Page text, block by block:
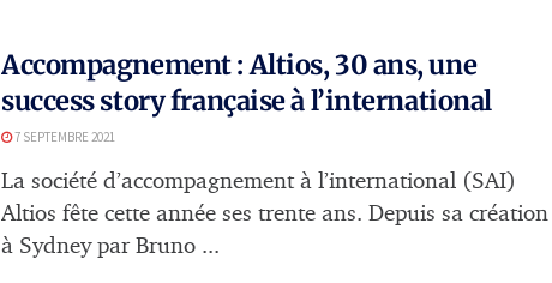
Accompagnement : Altios, 30 ans, une
success story française à l’international
7 SEPTEMBRE 2021
La société d’accompagnement à l’international (SAI)
Altios fête cette année ses trente ans. Depuis sa création
à Sydney par Bruno ...